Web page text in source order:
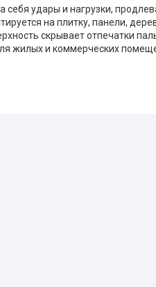
себя удары и нагрузки,
на плитку, панели,
скрывает отпечатки
жилых и коммерческих